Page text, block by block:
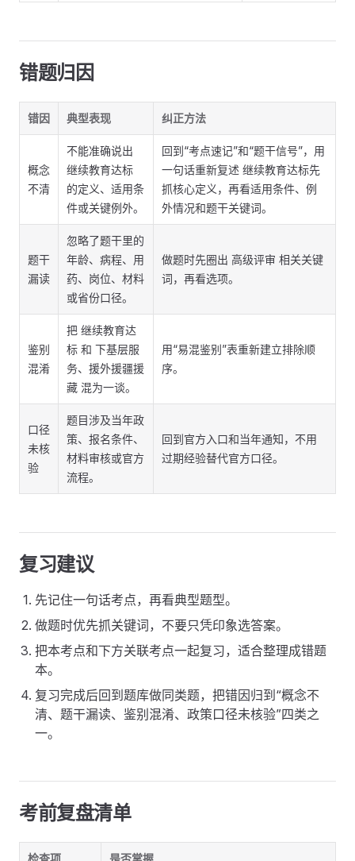
错题归因
错因 典型表现 纠正方法
概念
不清
不能准确说出
继续教育达标
的定义、适用条
件或关键例外。
回到“考点速记”和“题干信号”，用
一句话重新复述 继续教育达标先
抓核心定义，再看适用条件、例
外情况和题干关键词。
题干
漏读
忽略了题干里的
年龄、病程、用
药、岗位、材料
或省份口径。
做题时先圈出 高级评审 相关关键
词，再看选项。
鉴别
混淆
把 继续教育达
标 和 下基层服
务、援外援疆援
藏 混为一谈。
用“易混鉴别”表重新建立排除顺
序。
口径
未核
验
题目涉及当年政
策、报名条件、
材料审核或官方
流程。
回到官方入口和当年通知，不用
过期经验替代官方口径。
复习建议
先记住一句话考点，再看典型题型。
做题时优先抓关键词，不要只凭印象选答案。
把本考点和下方关联考点一起复习，适合整理成错题
本。
复习完成后回到题库做同类题，把错因归到“概念不
清、题干漏读、鉴别混淆、政策口径未核验”四类之
一。
考前复盘清单
检查项 是否掌握